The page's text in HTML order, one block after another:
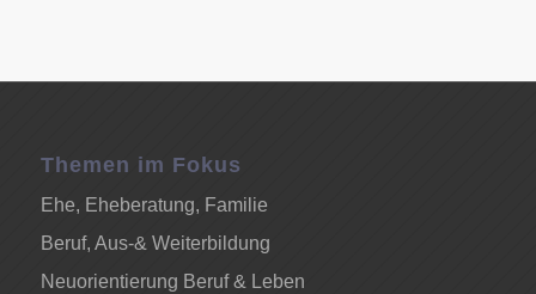
Themen im Fokus
Ehe, Eheberatung, Familie
Beruf, Aus-& Weiterbildung
Neuorientierung Beruf & Leben